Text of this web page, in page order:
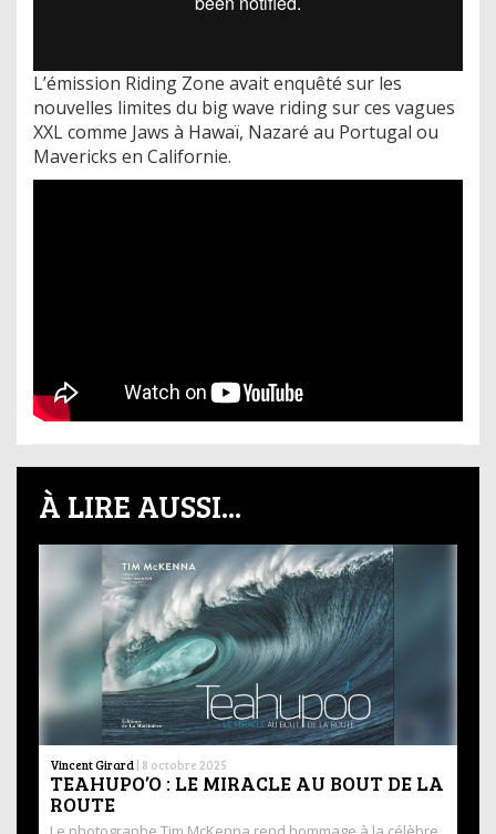
L’émission Riding Zone avait enquêté sur les
nouvelles limites du big wave riding sur ces vagues
XXL comme Jaws à Hawaï, Nazaré au Portugal ou
Mavericks en Californie.
À LIRE AUSSI...
Vincent Girard | 8 octobre 2025
TEAHUPO’O : LE MIRACLE AU BOUT DE LA
ROUTE